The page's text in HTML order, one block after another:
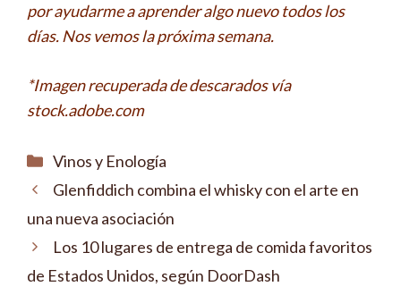
por ayudarme a aprender algo nuevo todos los
días. Nos vemos la próxima semana.
*Imagen recuperada de descarados vía
stock.adobe.com
Categorías
Vinos y Enología
Glenfiddich combina el whisky con el arte en
una nueva asociación
Los 10 lugares de entrega de comida favoritos
de Estados Unidos, según DoorDash